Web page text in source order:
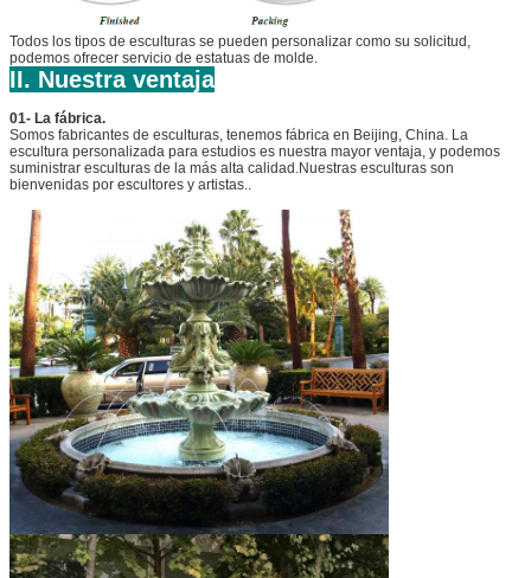
Todos los tipos de esculturas se pueden personalizar como su solicitud,
podemos ofrecer servicio de estatuas de molde.
II. Nuestra ventaja
01- La fábrica.
Somos fabricantes de esculturas, tenemos fábrica en Beijing, China. La
escultura personalizada para estudios es nuestra mayor ventaja, y podemos
suministrar esculturas de la más alta calidad.Nuestras esculturas son
bienvenidas por escultores y artistas..